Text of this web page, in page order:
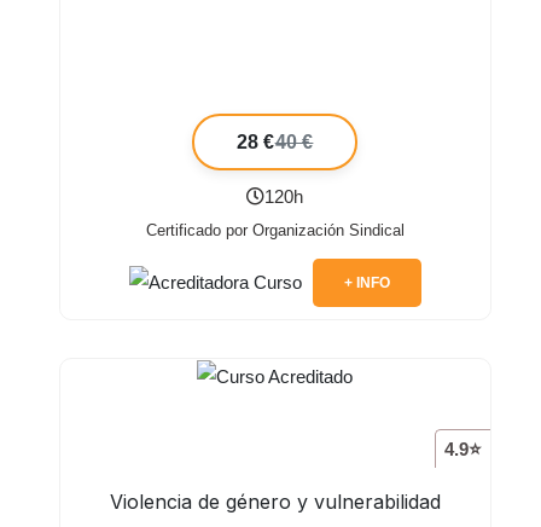
28 €40 €
120h
Certificado por Organización Sindical
+ INFO
4.9⭐
Violencia de género y vulnerabilidad